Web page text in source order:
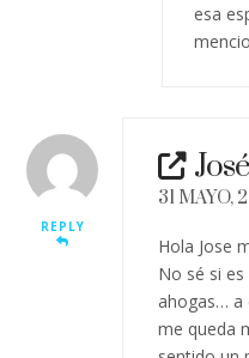
esa
REPLY
José
31 MAYO,
Hola Jose
No sé si
ahogas… a
me queda